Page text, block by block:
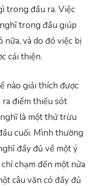
trong đầu ra. Việc
trong đầu giúp
và do đó việc bị
cải thiện.
nào giải thích được
điểm thiếu sót
là một thứ trừu
cuối. Mình thường
đầy đủ về một ý
chạm đến một nửa
câu văn có đầy đủ